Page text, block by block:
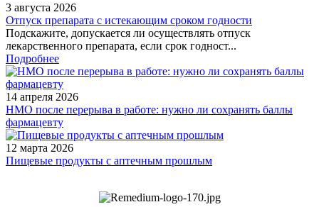
3 августа 2026
Отпуск препарата с истекающим сроком годности
Подскажите, допускается ли осуществлять отпуск
лекарственного препарата, если срок годност...
Подробнее
14 апреля 2026
НМО после перерыва в работе: нужно ли сохранять баллы
фармацевту
12 марта 2026
Пищевые продукты с аптечным прошлым